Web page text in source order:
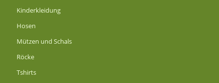
Kinderkleidung
Hosen
Mützen und Schals
Röcke
Tshirts